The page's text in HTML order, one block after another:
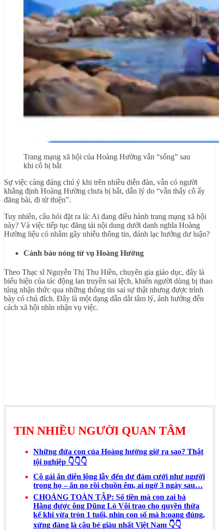
Trang mạng xã hội của Hoàng Hường vẫn “sống” sau
khi cô bị bắt
Sự việc càng đáng chú ý khi trên nhiều diễn đàn, vẫn có người
khẳng định Hoàng Hường chưa bị bắt, dẫn lý do “vẫn thấy cô ấy
đăng bài, đi từ thiện”.
Tuy nhiên, câu hỏi đặt ra là: Ai đang điều hành trang mạng xã hội
này? Và việc tiếp tục đăng tải nội dung dưới danh nghĩa Hoàng
Hường liệu có nhằm gây nhiễu thông tin, đánh lạc hướng dư luận?
Cảnh báo nóng từ vụ Hoàng Hường
Theo Thạc sĩ Nguyễn Thị Thu Hiền, chuyên gia giáo dục, đây là
biểu hiện của tác động lan truyền sai lệch, khiến người dùng bị thao
túng nhận thức qua những thông tin sai sự thật nhưng được trình
bày có chủ đích. Đây là một dạng dẫn dắt tâm lý, ảnh hưởng đến
cách xã hội nhìn nhận vụ việc.
TIN NHIỀU NGƯỜI QUAN TÂM
Những đứa con của Hoàng hường giờ ra sao? Thật
tội nghiệp 👇👇👇
Cô gái ăn diện lộng lẫy đến dự đám cưới như người
trong họ – ăn no rồi chuồn êm, ai ngờ 3 ngày sau…
CHOÁNG TOÀN TẬP: Số tiền mà con zai bà
Hằng được ông Dũng Lò Vôi trao cho quyền thừa
kế khi vừa tròn 1 tuổi, nhìn con số mà h:oang đúng,
xứng đáng là cậu bé giàu nhất Việt Nam 👇👇